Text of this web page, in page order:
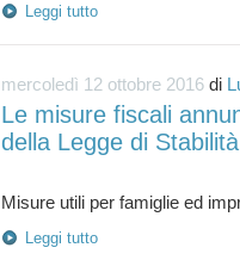
Leggi tutto
mercoledì 12 ottobre 2016di
Le misure fiscali
della Legge di
Leggi tutto